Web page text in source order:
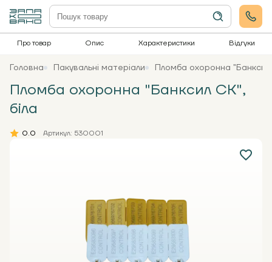
Про товар Опис Характеристики Відгуки
Головна Пакувальні матеріали Пломба охоронна "Банксил
Пломба охоронна "Банксил СК",
біла
0.0 Артикул: 530001